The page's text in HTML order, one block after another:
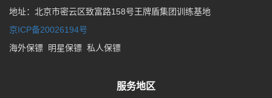
地址：北京市密云区致富路158号王牌盾集团训练基地
京ICP备20026194号
海外保镖 明星保镖 私人保镖
服务地区